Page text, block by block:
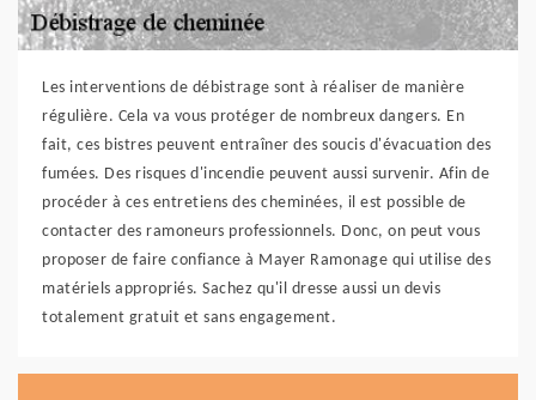
Les interventions de débistrage sont à réaliser de manière
régulière. Cela va vous protéger de nombreux dangers. En
fait, ces bistres peuvent entraîner des soucis d'évacuation des
fumées. Des risques d'incendie peuvent aussi survenir. Afin de
procéder à ces entretiens des cheminées, il est possible de
contacter des ramoneurs professionnels. Donc, on peut vous
proposer de faire confiance à Mayer Ramonage qui utilise des
matériels appropriés. Sachez qu'il dresse aussi un devis
totalement gratuit et sans engagement.